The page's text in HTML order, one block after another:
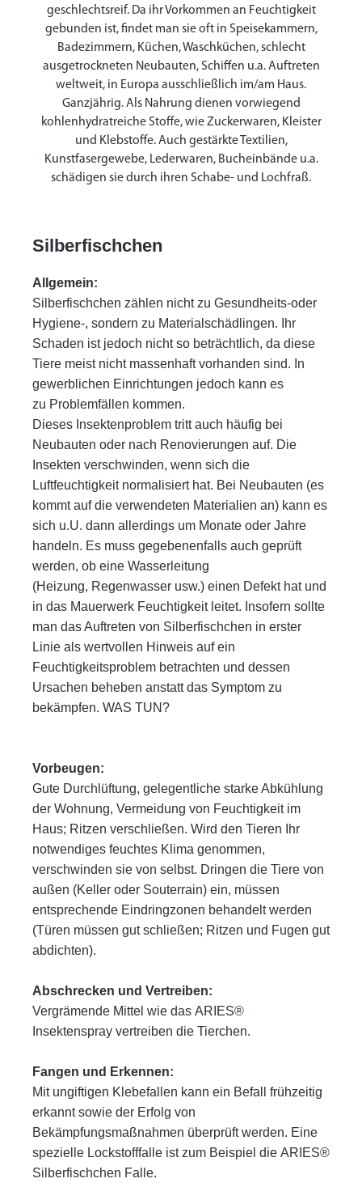
geschlechtsreif. Da ihr Vorkommen an Feuchtigkeit
gebunden ist, findet man sie oft in Speisekammern,
Badezimmern, Küchen, Waschküchen, schlecht
ausgetrockneten Neubauten, Schiffen u.a. Auftreten
weltweit, in Europa ausschließlich im/am Haus.
Ganzjährig. Als Nahrung dienen vorwiegend
kohlenhydratreiche Stoffe, wie Zuckerwaren, Kleister
und Klebstoffe. Auch gestärkte Textilien,
Kunstfasergewebe, Lederwaren, Bucheinbände u.a.
schädigen sie durch ihren Schabe- und Lochfraß.
Silberfischchen
Allgemein:
Silberfischchen zählen nicht zu Gesundheits-oder
Hygiene-, sondern zu Materialschädlingen. Ihr
Schaden ist jedoch nichtso beträchtlich, da diese
Tiere meist nicht massenhaft vorhanden sind. In
gewerblichen Einrichtungen jedoch kann es
zu Problemfällen kommen.
Dieses Insektenproblem tritt auch häufig bei
Neubauten oder nach Renovierungen auf. Die
Insekten verschwinden, wenn sich die
Luftfeuchtigkeit normalisiert hat. Bei Neubauten (es
kommt auf die verwendeten Materialien an) kann es
sich u.U. dann allerdings um Monate oder Jahre
handeln. Es muss gegebenenfalls auch geprüft
werden, ob eine Wasserleitung
(Heizung, Regenwasser usw.) einen Defekt hat und
in das Mauerwerk Feuchtigkeit leitet. Insofern sollte
man das Auftreten von Silberfischchen in erster
Linie als wertvollen Hinweis auf ein
Feuchtigkeitsproblem betrachten und dessen
Ursachen beheben anstatt das Symptom zu
bekämpfen. WAS TUN?
Vorbeugen:
Gute Durchlüftung, gelegentliche starke Abkühlung
der Wohnung, Vermeidung von Feuchtigkeit im
Haus; Ritzen verschließen. Wird den Tieren Ihr
notwendiges feuchtes Klima genommen,
verschwinden sie von selbst. Dringen die Tiere von
außen (Keller oder Souterrain) ein, müssen
entsprechende Eindringzonen behandelt werden
(Türen müssen gut schließen; Ritzen und Fugen gut
abdichten).
Abschrecken und Vertreiben:
Vergrämende Mittel wie das ARIES®
Insektenspray vertreiben die Tierchen.
Fangen und Erkennen:
Mit ungiftigen Klebefallen kann ein Befall frühzeitig
erkannt sowie der Erfolg von
Bekämpfungsmaßnahmen überprüftwerden. Eine
spezielle Lockstofffalle ist zum Beispiel die ARIES®
Silberfischchen Falle.